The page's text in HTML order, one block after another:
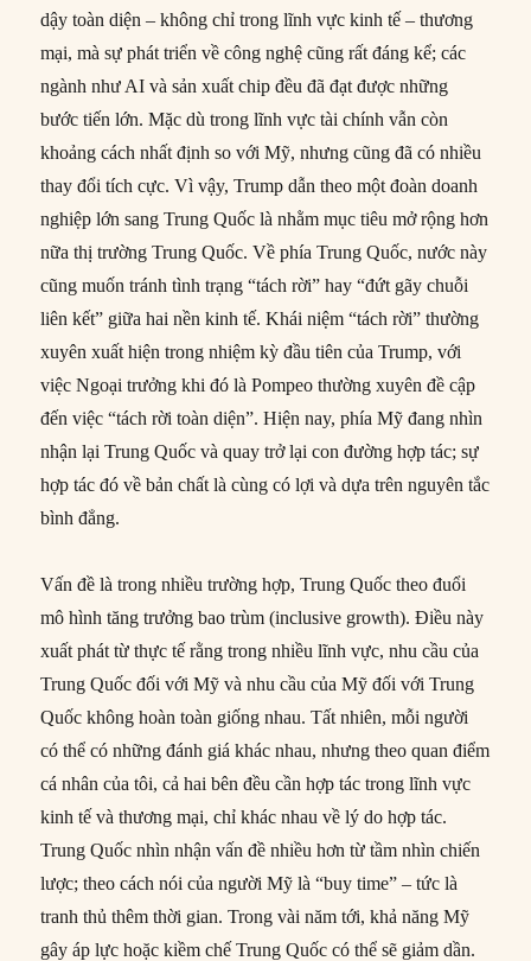
dậy toàn diện – không chỉ trong lĩnh vực kinh tế – thương
mại, mà sự phát triển về công nghệ cũng rất đáng kể; các
ngành như AI và sản xuất chip đều đã đạt được những
bước tiến lớn. Mặc dù trong lĩnh vực tài chính vẫn còn
khoảng cách nhất định so với Mỹ, nhưng cũng đã có nhiều
thay đổi tích cực. Vì vậy, Trump dẫn theo một đoàn doanh
nghiệp lớn sang Trung Quốc là nhằm mục tiêu mở rộng hơn
nữa thị trường Trung Quốc. Về phía Trung Quốc, nước này
cũng muốn tránh tình trạng “tách rời” hay “đứt gãy chuỗi
liên kết” giữa hai nền kinh tế. Khái niệm “tách rời” thường
xuyên xuất hiện trong nhiệm kỳ đầu tiên của Trump, với
việc Ngoại trưởng khi đó là Pompeo thường xuyên đề cập
đến việc “tách rời toàn diện”. Hiện nay, phía Mỹ đang nhìn
nhận lại Trung Quốc và quay trở lại con đường hợp tác; sự
hợp tác đó về bản chất là cùng có lợi và dựa trên nguyên tắc
bình đẳng.
Vấn đề là trong nhiều trường hợp, Trung Quốc theo đuổi
mô hình tăng trưởng bao trùm (inclusive growth). Điều này
xuất phát từ thực tế rằng trong nhiều lĩnh vực, nhu cầu của
Trung Quốc đối với Mỹ và nhu cầu của Mỹ đối với Trung
Quốc không hoàn toàn giống nhau. Tất nhiên, mỗi người
có thể có những đánh giá khác nhau, nhưng theo quan điểm
cá nhân của tôi, cả hai bên đều cần hợp tác trong lĩnh vực
kinh tế và thương mại, chỉ khác nhau về lý do hợp tác.
Trung Quốc nhìn nhận vấn đề nhiều hơn từ tầm nhìn chiến
lược; theo cách nói của người Mỹ là “buy time” – tức là
tranh thủ thêm thời gian. Trong vài năm tới, khả năng Mỹ
gây áp lực hoặc kiềm chế Trung Quốc có thể sẽ giảm dần.